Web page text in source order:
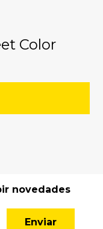
Color
novedades
Enviar